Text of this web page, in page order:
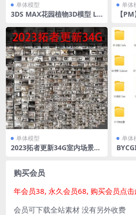
单体模型
3DS MAX花园植物3D模型 Li
anskiy Vol.01
单体
【
单体模型
2023拓者更新34G室内场景模
单体
购买会员
年会员38, 永久会员68, 购买会员点击
会员可下载全站素材 没有另外收费